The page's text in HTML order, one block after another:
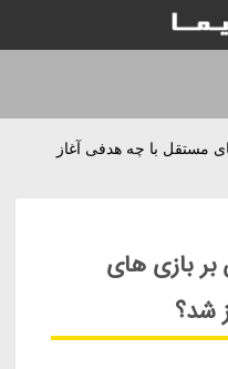
مستقل با چه هدفی آغاز
بازی های
شد؟